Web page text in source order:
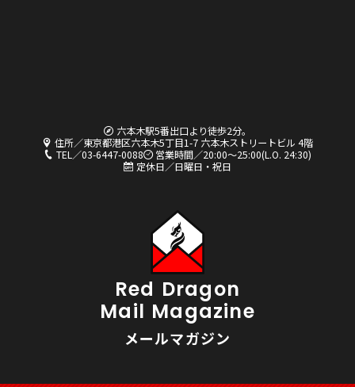
六本木駅5番出口より徒歩2分。
住所／東京都港区六本木5丁目1-7 六本木ストリートビル 4階
TEL／03-6447-0088
営業時間／20:00〜25:00(L.O. 24:30)
定休日／日曜日・祝日
Red Dragon
Mail Magazine
メールマガジン